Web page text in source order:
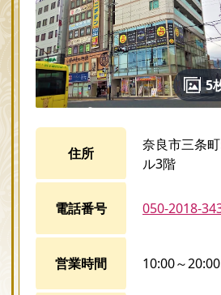
5
住所
奈良市三条
ル3階
電話番号 050-2018-
営業時間 10:00～20:00